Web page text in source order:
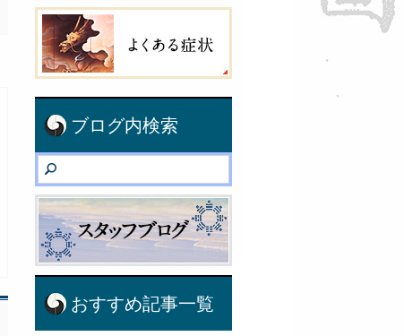
ブログ内検索
おすすめ記事一覧